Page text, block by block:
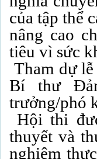
của tập thể
nâng cao
tiêu vì sức
Tham dự
Bí thư
trưởng/phó
Hội thi
thuyết và
nghiệm